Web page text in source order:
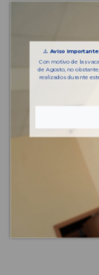
⚠️Aviso
Con motivo de las
de Agosto, no
realizados durante